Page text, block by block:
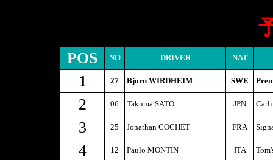
POS NO DRIVER NAT
1 27 Bjorn WIRDHEIM SWE
2 06 Takuma SATO JPN
3 25 Jonathan COCHET FRA
4 12 Paulo MONTIN ITA